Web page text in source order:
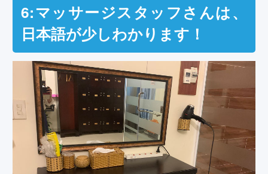
6:マッサージスタッフさんは、
日本語が少しわかります！